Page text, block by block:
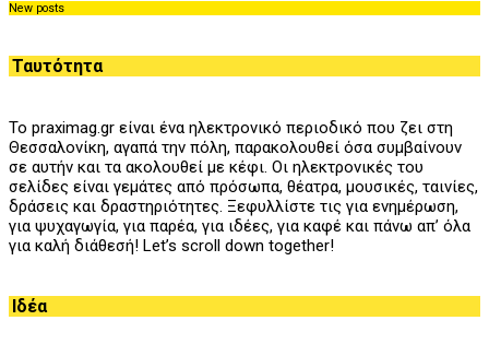
New posts
Ταυτότητα
Το praximag.gr είναι ένα ηλεκτρονικό περιοδικό που ζει στη
Θεσσαλονίκη, αγαπά την πόλη, παρακολουθεί όσα συμβαίνουν
σε αυτήν και τα ακολουθεί με κέφι. Οι ηλεκτρονικές του
σελίδες είναι γεμάτες από πρόσωπα, θέατρα, μουσικές, ταινίες,
δράσεις και δραστηριότητες. Ξεφυλλίστε τις για ενημέρωση,
για ψυχαγωγία, για παρέα, για ιδέες, για καφέ και πάνω απ’ όλα
για καλή διάθεσή! Let’s scroll down together!
Ιδέα